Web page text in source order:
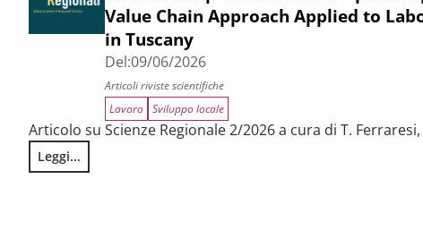
Value Chain Approach Applied to
in Tuscany
Del:09/06/2026
Articoli riviste scientifiche
Lavoro Sviluppo locale
Articolo su Scienze Regionale 2/2026 a cura di T.
Leggi...
Sub-Regional Socio-Economic Relations Analysis for New